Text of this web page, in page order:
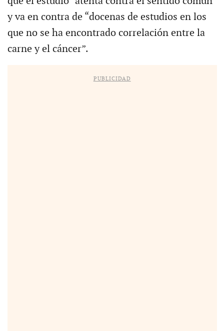
y va en contra de “docenas de estudios en los
que no se ha encontrado correlación entre la
carne y el cáncer”.
PUBLICIDAD